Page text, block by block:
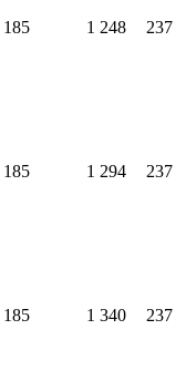
185 1 248 237
185 1 294 237
185 1 340 237